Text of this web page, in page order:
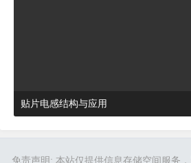
贴片电感结构与应用
免责声明: 本站仅提供信息存储空间服务